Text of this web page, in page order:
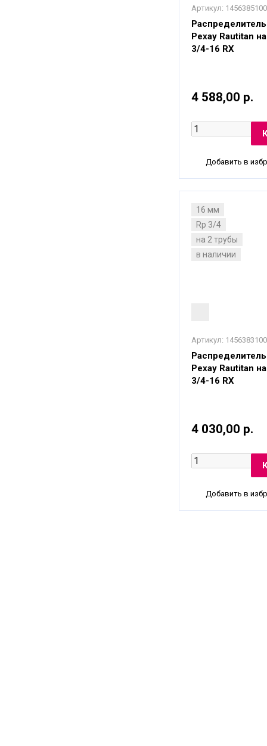
Артикул:
Рехау Rautitan
3/4-16 RX
4 588,00 р.
Добавить в
16 мм
Rp 3/4
на 2 трубы
в наличии
Артикул:
Рехау Rautitan
3/4-16 RX
4 030,00 р.
Добавить в